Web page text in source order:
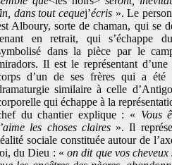
dans tout cequej’écris». Le
Alboury, sorte de chaman, qui se
en retrait, qui s’échappe
dans la pièce par le
Il est le représentant
d’un de ses frères qui a été
similaire à celle
qui échappe à la
du chantier explique : « Vous
les choses claires». Il
sociale constituée autour de
du Dieu : « on dit que vos